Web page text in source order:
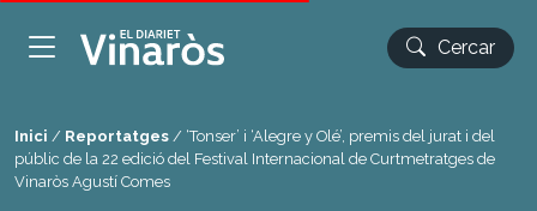
Cercar
Inici / Reportatges / ‘Tonser’ i ‘Alegre y Olé’, premis del jurat i del
públic de la 22 edició del Festival Internacional de Curtmetratges de
Vinaròs Agustí Comes